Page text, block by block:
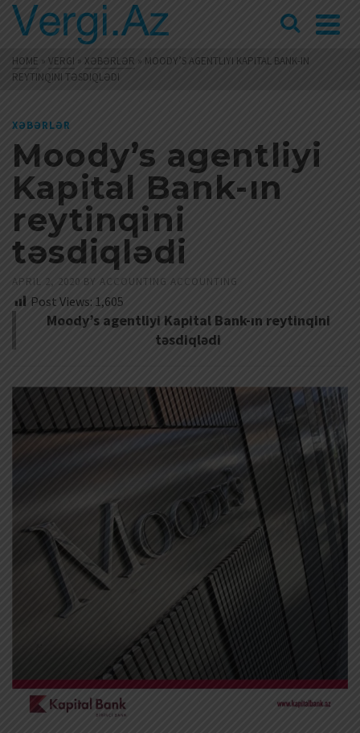
HOME » VERGI » XƏBƏRLƏR » MOODY’S AGENTLIYI KAPITAL BANK-IN
REYTINQINI TƏSDIQLƏDI
XƏBƏRLƏR
Moody’s agentliyi
Kapital Bank-ın
reytinqini
təsdiqlədi
APRIL 2, 2020 BY ACCOUNTING ACCOUNTING
Post Views: 1,605
Moody’s agentliyi Kapital Bank-ın reytinqini
təsdiqlədi